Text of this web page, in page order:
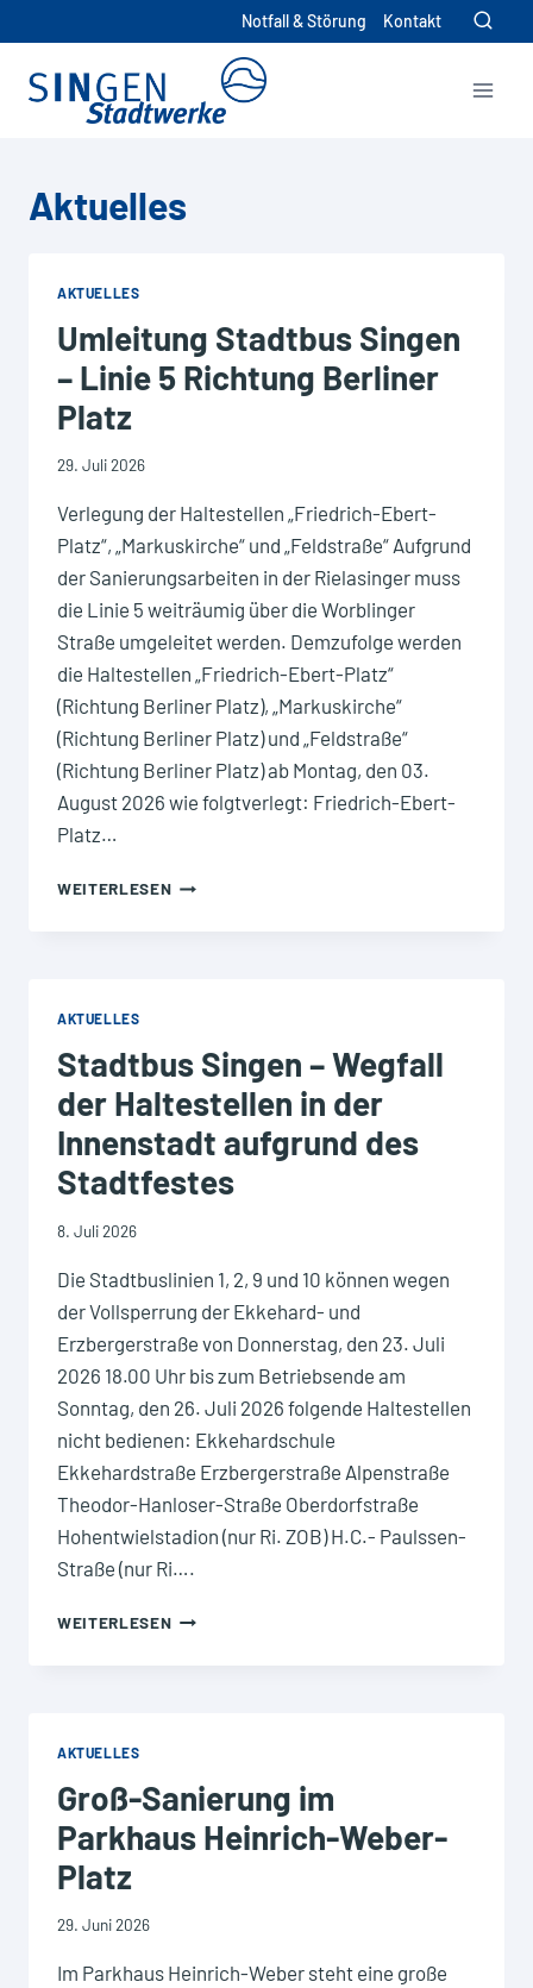
Inhalt
springen
Notfall & Störung Kontakt
Aktuelles
AKTUELLES
Umleitung Stadtbus Singen
– Linie 5 Richtung Berliner
Platz
29. Juli 2026
Verlegung der Haltestellen „Friedrich-Ebert-
Platz“, „Markuskirche“ und „Feldstraße“ Aufgrund
der Sanierungsarbeiten in der Rielasinger muss
die Linie 5 weiträumig über die Worblinger
Straße umgeleitet werden. Demzufolge werden
die Haltestellen „Friedrich-Ebert-Platz“
(Richtung Berliner Platz), „Markuskirche“
(Richtung Berliner Platz) und „Feldstraße“
(Richtung Berliner Platz) ab Montag, den 03.
August 2026 wie folgtverlegt: Friedrich-Ebert-
Platz…
WEITERLESENUMLEITUNG
BERLINER
PLATZ
AKTUELLES
Stadtbus Singen – Wegfall
der Haltestellen in der
Innenstadt aufgrund des
Stadtfestes
8. Juli 2026
Die Stadtbuslinien 1, 2, 9 und 10 können wegen
der Vollsperrung der Ekkehard- und
Erzbergerstraße von Donnerstag, den 23. Juli
2026 18.00 Uhr bis zum Betriebsende am
Sonntag, den 26. Juli 2026 folgende Haltestellen
nicht bedienen: Ekkehardschule
Ekkehardstraße Erzbergerstraße Alpenstraße
Theodor-Hanloser-Straße Oberdorfstraße
Hohentwielstadion (nur Ri. ZOB) H.C.- Paulssen-
Straße (nur Ri….
WEITERLESENSTADTBUS
DER
INNENSTADT
AUFGRUND
AKTUELLES
Groß-Sanierung im
Parkhaus Heinrich-Weber-
Platz
29. Juni 2026
Im Parkhaus Heinrich-Weber steht eine große